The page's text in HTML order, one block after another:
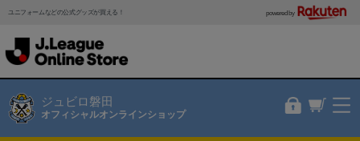
ユニフォームなどの公式グッズが買える！ powered by
ジュビロ磐田
オフィシャルオンラインショップ